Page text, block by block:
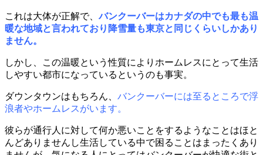
これは大体が正解で、バンクーバーはカナダの中でも最も温
暖な地域と言われており降雪量も東京と同じくらいしかあり
ません。
しかし、この温暖という性質によりホームレスにとって生活
しやすい都市になっているというのも事実。
ダウンタウンはもちろん、 バンクーバーには至るところで浮
浪者やホームレスがいます。
彼らが通行人に対して何か悪いことをするようなことはほと
んどありませんし生活している中で困ることはまったくあり